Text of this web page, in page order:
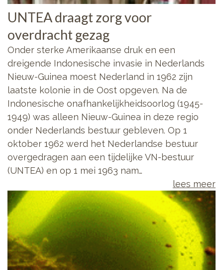
UNTEA draagt zorg voor
overdracht gezag
Onder sterke Amerikaanse druk en een
dreigende Indonesische invasie in Nederlands
Nieuw-Guinea moest Nederland in 1962 zijn
laatste kolonie in de Oost opgeven. Na de
Indonesische onafhankelijkheidsoorlog (1945-
1949) was alleen Nieuw-Guinea in deze regio
onder Nederlands bestuur gebleven. Op 1
oktober 1962 werd het Nederlandse bestuur
overgedragen aan een tijdelijke VN-bestuur
(UNTEA) en op 1 mei 1963 nam…
lees meer